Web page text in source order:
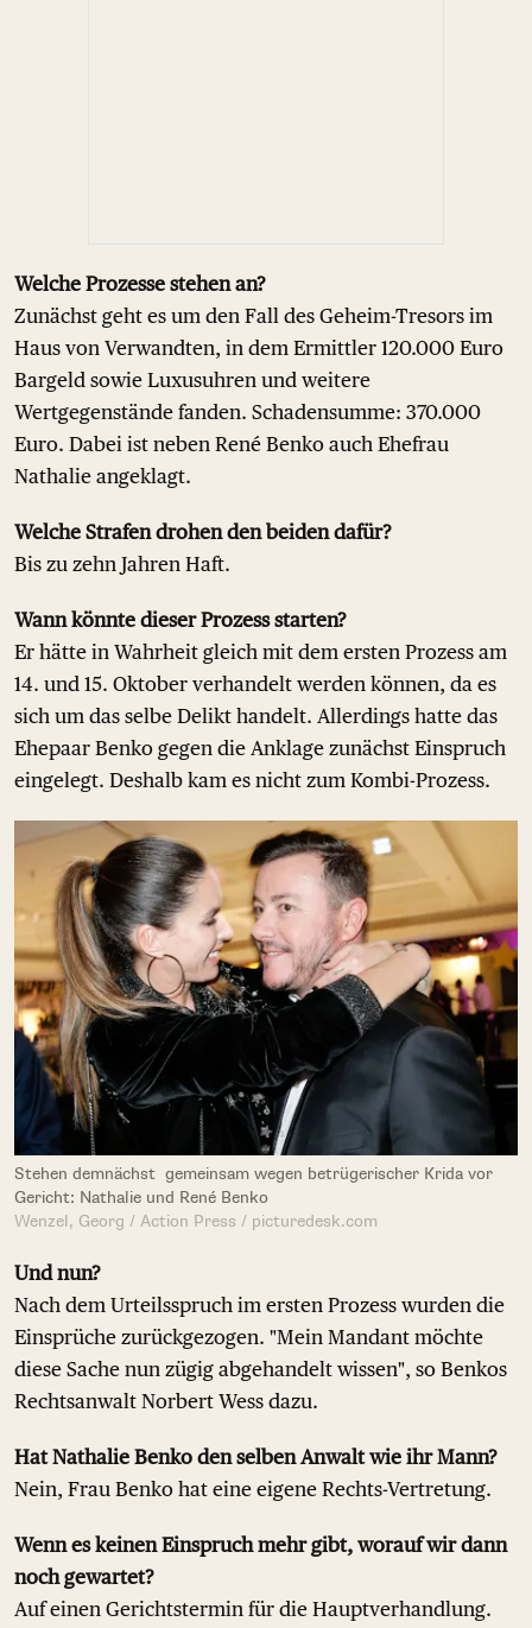
Welche Prozesse stehen an?
Zunächst geht es um den Fall des Geheim-Tresors im
Haus von Verwandten, in dem Ermittler 120.000 Euro
Bargeld sowie Luxusuhren und weitere
Wertgegenstände fanden. Schadensumme: 370.000
Euro. Dabei ist neben René Benko auch Ehefrau
Nathalie angeklagt.
Welche Strafen drohen den beiden dafür?
Bis zu zehn Jahren Haft.
Wann könnte dieser Prozess starten?
Er hätte in Wahrheit gleich mit dem ersten Prozess am
14. und 15. Oktober verhandelt werden können, da es
sich um das selbe Delikt handelt. Allerdings hatte das
Ehepaar Benko gegen die Anklage zunächst Einspruch
eingelegt. Deshalb kam es nicht zum Kombi-Prozess.
Stehen demnächst gemeinsam wegen betrügerischer Krida vor
Gericht: Nathalie und René Benko
Wenzel, Georg / Action Press / picturedesk.com
Und nun?
Nach dem Urteilsspruch im ersten Prozess wurden die
Einsprüche zurückgezogen. "Mein Mandant möchte
diese Sache nun zügig abgehandelt wissen", so Benkos
Rechtsanwalt Norbert Wess dazu.
Hat Nathalie Benko den selben Anwalt wie ihr Mann?
Nein, Frau Benko hat eine eigene Rechts-Vertretung.
Wenn es keinen Einspruch mehr gibt, worauf wir dann
noch gewartet?
Auf einen Gerichtstermin für die Hauptverhandlung.